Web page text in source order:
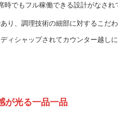
時でもフル稼働できる設計がなされ
り、調理技術の細部に対するこだ
ィシャップされてカウンター越し
が光る一品一品